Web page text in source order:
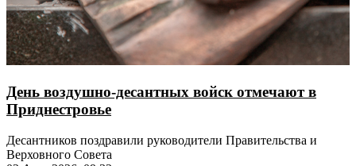
День воздушно-десантных войск отмечают в
Приднестровье
Десантников поздравили руководители Правительства и
Верховного Совета